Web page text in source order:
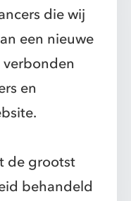
die wij
een nieuwe
en
de grootst
behandeld